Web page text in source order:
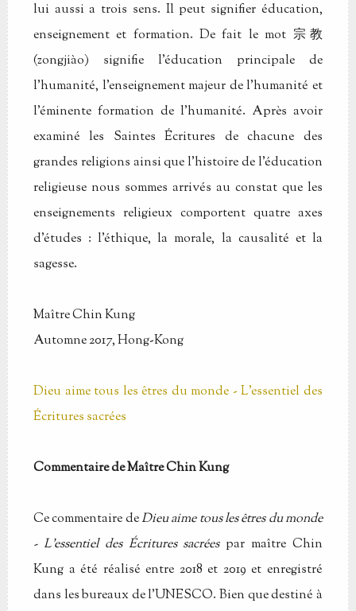
lui aussi a trois sens. Il peut signifier éducation,
enseignement et formation. De fait le mot 宗教
(zongjiào) signifie l'éducation principale de
l'humanité, l'enseignement majeur de l'humanité et
l'éminente formation de l'humanité. Après avoir
examiné les Saintes Écritures de chacune des
grandes religions ainsi que l'histoire de l'éducation
religieuse nous sommes arrivés au constat que les
enseignements religieux comportent quatre axes
d'études : l'éthique, la morale, la causalité et la
sagesse.
Maître Chin Kung
Automne 2017, Hong-Kong
Dieu aime tous les êtres du monde - L'essentiel des
Écritures sacrées
Commentaire de Maître Chin Kung
Ce commentaire deDieu aime tous les êtres du monde
- L'essentiel des Écritures sacréespar maître Chin
Kung a été réalisé entre 2018 et 2019 et enregistré
dans les bureaux de l'UNESCO. Bien que destiné à